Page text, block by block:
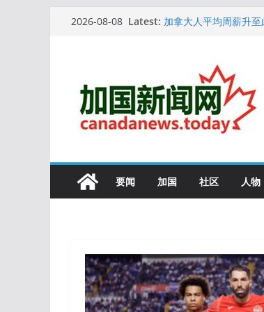
2026-08-08 Latest: 10万人排队入籍加拿
加拿大人平均周薪升至
特鲁多半裸与水果姐
更多名校恢复SAT 考
要闻 加国 社区 人物